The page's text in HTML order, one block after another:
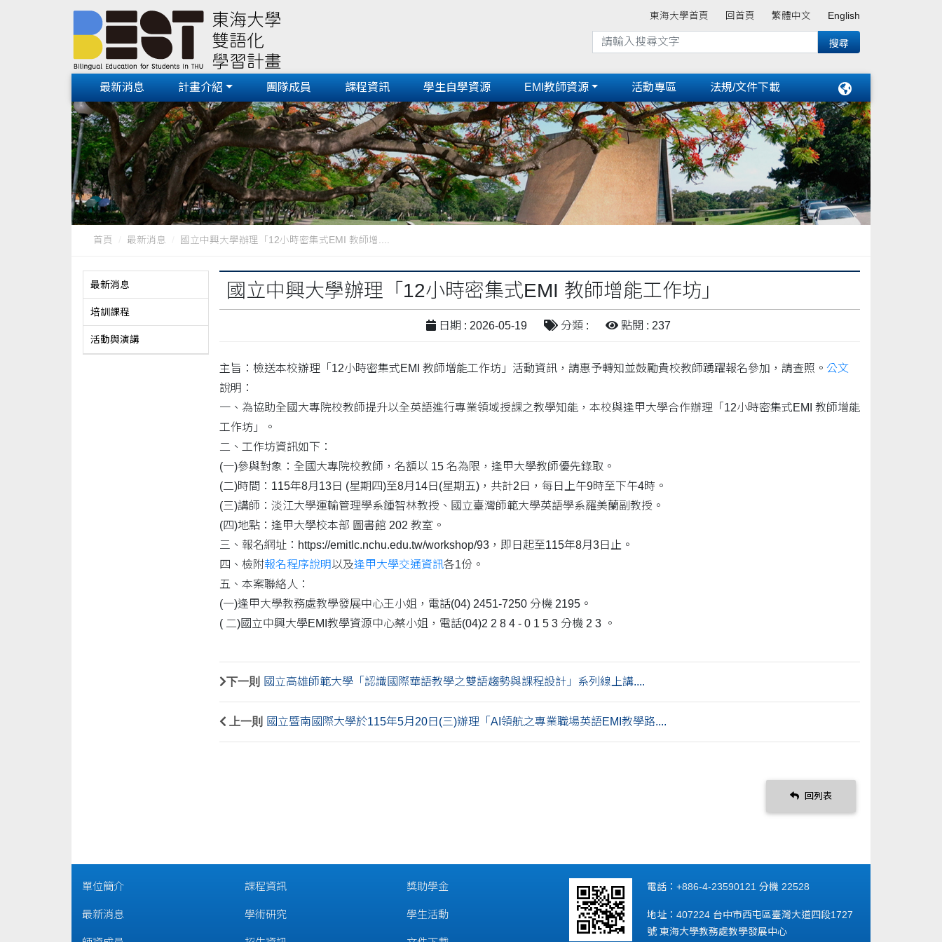
東海大學首頁 回首頁 繁體中文 English
最新消息 計畫介紹 團隊成員 課程資訊 學生自學資源 EMI教師資源 活動專區 法規/文件下載
首頁 最新消息 國立中興大學辦理「12小時密集式EMI 教師增....
最新消息
培訓課程
活動與演講
國立中興大學辦理「12小時密集式EMI 教師增能工作坊」
日期 : 2026-05-19 分類 : 點閱 : 237
主旨：檢送本校辦理「12小時密集式EMI 教師增能工作坊」活動資訊，請惠予轉知並鼓勵貴校教師踴躍報名參加，請查照。 公文
說明：
一、為協助全國大專院校教師提升以全英語進行專業領域授課之教學知能，本校與逢甲大學合作辦理「12小時密集式EMI 教師增能
工作坊」。
二、工作坊資訊如下：
(一)參與對象：全國大專院校教師，名額以 15 名為限，逢甲大學教師優先錄取。
(二)時間：115年8月13日 (星期四)至8月14日(星期五)，共計2日，每日上午9時至下午4時。
(三)講師：淡江大學運輸管理學系鍾智林教授、國立臺灣師範大學英語學系羅美蘭副教授。
(四)地點：逢甲大學校本部 圖書館 202 教室。
三、報名網址：https://emitlc.nchu.edu.tw/workshop/93，即日起至115年8月3日止。
四、檢附報名程序說明以及逢甲大學交通資訊各1份。
五、本案聯絡人：
(一)逢甲大學教務處教學發展中心王小姐，電話(04) 2451-7250 分機 2195。
( 二)國立中興大學EMI教學資源中心蔡小姐，電話(04)2 2 8 4 - 0 1 5 3 分機 2 3 。
下一則 國立高雄師範大學「認識國際華語教學之雙語趨勢與課程設計」系列線上講....
上一則 國立暨南國際大學於115年5月20日(三)辦理「AI領航之專業職場英語EMI教學路....
回列表
單位簡介
最新消息
課程資訊
學術研究
獎助學金
學生活動
電話：+886-4-23590121 分機 22528
地址：407224 台中市西屯區臺灣大道四段1727
號 東海大學教務處教學發展中心